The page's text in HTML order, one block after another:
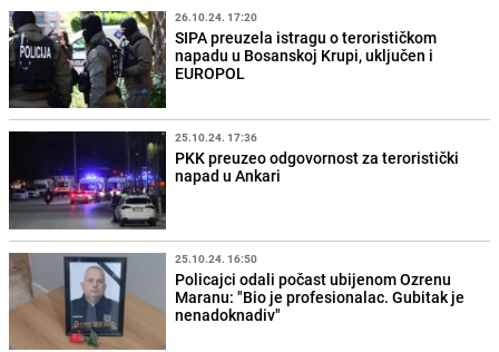
26.10.24. 17:20
SIPA preuzela istragu o terorističkom
napadu u Bosanskoj Krupi, uključen i
EUROPOL
25.10.24. 17:36
PKK preuzeo odgovornost za teroristički
napad u Ankari
25.10.24. 16:50
Policajci odali počast ubijenom Ozrenu
Maranu: "Bio je profesionalac. Gubitak je
nenadoknadiv"